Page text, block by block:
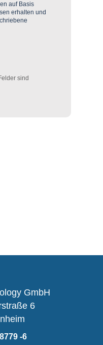
auf Basis
erhalten und
sind
GmbH
6
-6